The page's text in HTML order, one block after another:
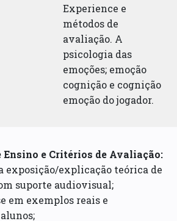
Experience e
métodos de
avaliação. A
psicologia das
emoções; emoção
cognição e cognição
emoção do jogador.
e Critérios de Avaliação:
exposição/explicação teórica de
suporte audiovisual;
em exemplos reais e